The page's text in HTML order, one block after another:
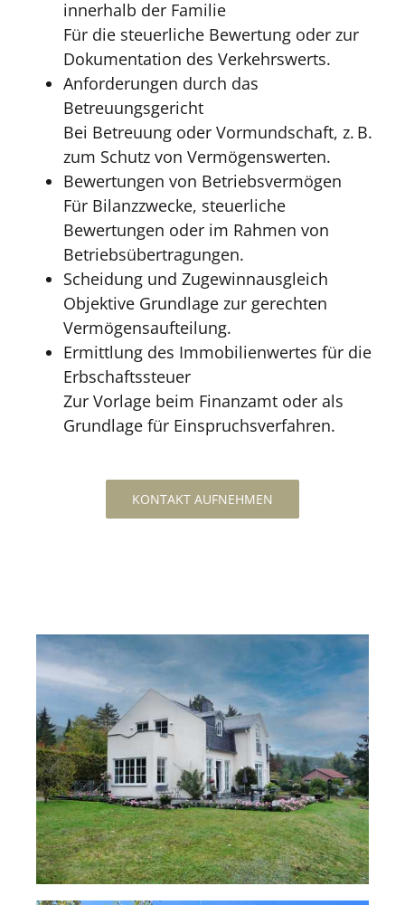
innerhalb der Familie
Für die steuerliche Bewertung oder zur
Dokumentation des Verkehrswerts.
Anforderungen durch das
Betreuungsgericht
Bei Betreuung oder Vormundschaft, z. B.
zum Schutz von Vermögenswerten.
Bewertungen von Betriebsvermögen
Für Bilanzzwecke, steuerliche
Bewertungen oder im Rahmen von
Betriebsübertragungen.
Scheidung und Zugewinnausgleich
Objektive Grundlage zur gerechten
Vermögensaufteilung.
Ermittlung des Immobilienwertes für die
Erbschaftssteuer
Zur Vorlage beim Finanzamt oder als
Grundlage für Einspruchsverfahren.
KONTAKT AUFNEHMEN